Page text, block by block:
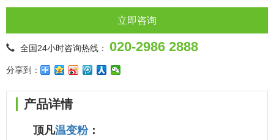
立即咨询
全国24小时咨询热线： 020-2986 2888
分享到：
产品详情
顶凡温变粉：